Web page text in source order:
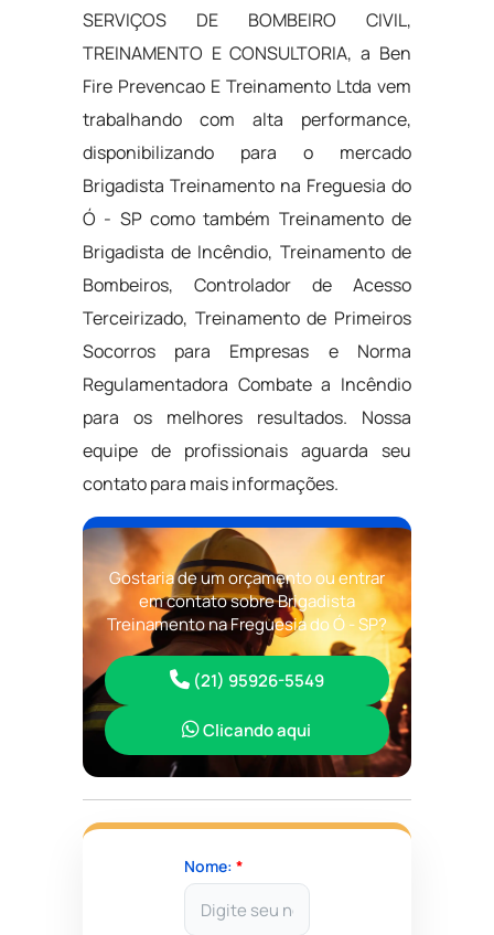
SERVIÇOS DE BOMBEIRO CIVIL,
TREINAMENTO E CONSULTORIA, a Ben
Fire Prevencao E Treinamento Ltda vem
trabalhando com alta performance,
disponibilizando para o mercado
Brigadista Treinamento na Freguesia do
Ó - SP como também Treinamento de
Brigadista de Incêndio, Treinamento de
Bombeiros, Controlador de Acesso
Terceirizado, Treinamento de Primeiros
Socorros para Empresas e Norma
Regulamentadora Combate a Incêndio
para os melhores resultados. Nossa
equipe de profissionais aguarda seu
contato para mais informações.
Gostaria de um orçamento ou entrar
em contato sobre Brigadista
Treinamento na Freguesia do Ó - SP?
(21) 95926-5549
Clicando aqui
Nome: *